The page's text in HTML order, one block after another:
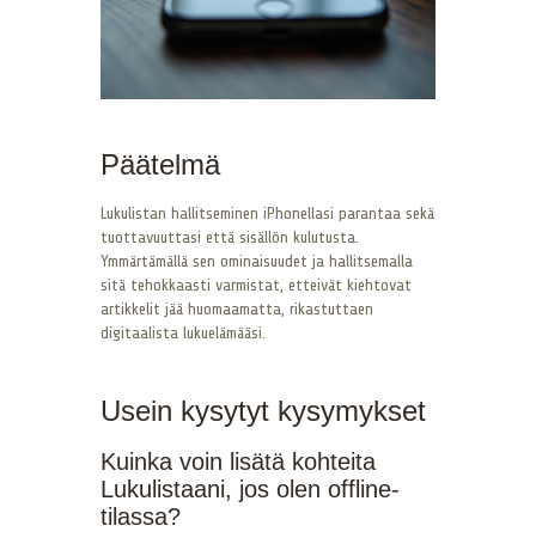
Päätelmä
Lukulistan hallitseminen iPhonellasi parantaa sekä
tuottavuuttasi että sisällön kulutusta.
Ymmärtämällä sen ominaisuudet ja hallitsemalla
sitä tehokkaasti varmistat, etteivät kiehtovat
artikkelit jää huomaamatta, rikastuttaen
digitaalista lukuelämääsi.
Usein kysytyt kysymykset
Kuinka voin lisätä kohteita
Lukulistaani, jos olen offline-
tilassa?